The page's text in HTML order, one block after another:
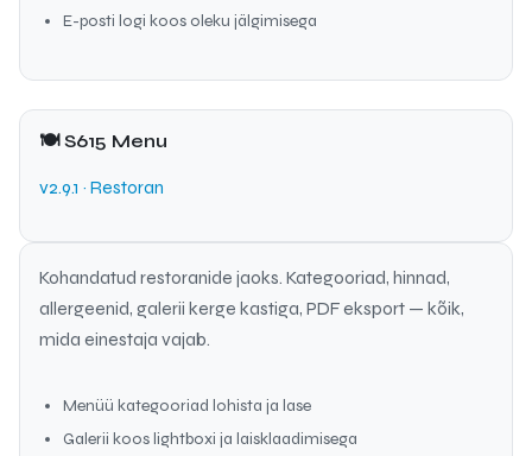
E-posti logi koos oleku jälgimisega
🍽 S615 Menu
v2.9.1 · Restoran
Kohandatud restoranide jaoks. Kategooriad, hinnad,
allergeenid, galerii kerge kastiga, PDF eksport — kõik,
mida einestaja vajab.
Menüü kategooriad lohista ja lase
Galerii koos lightboxi ja laisklaadimisega